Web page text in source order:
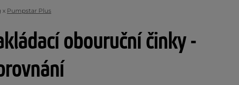
x Pumpstar Plus
obouruční činky -